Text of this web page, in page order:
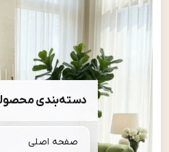
دسته‌بندی محصولات
صفحه اصلی